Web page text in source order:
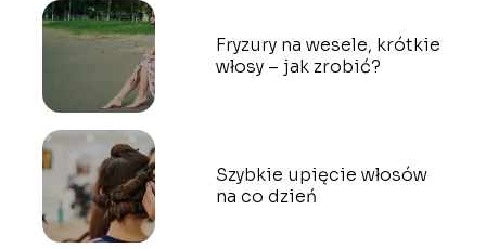
Fryzury na wesele, krótkie
włosy – jak zrobić?
Szybkie upięcie włosów
na co dzień